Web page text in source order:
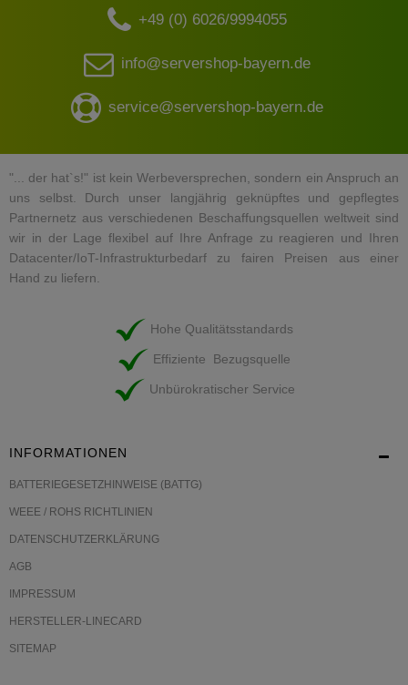
+49 (0) 6026/9994055
info@servershop-bayern.de
service@servershop-bayern.de
"... der hat`s!" ist kein Werbeversprechen, sondern ein Anspruch an
uns selbst. Durch unser langjährig geknüpftes und gepflegtes
Partnernetz aus verschiedenen Beschaffungsquellen weltweit sind
wir in der Lage flexibel auf Ihre Anfrage zu reagieren und Ihren
Datacenter/IoT-Infrastrukturbedarf zu fairen Preisen aus einer
Hand zu liefern.
Hohe Qualitätsstandards
Effiziente Bezugsquelle
Unbürokratischer Service
INFORMATIONEN
BATTERIEGESETZHINWEISE (BATTG)
WEEE / ROHS RICHTLINIEN
DATENSCHUTZERKLÄRUNG
AGB
IMPRESSUM
HERSTELLER-LINECARD
SITEMAP